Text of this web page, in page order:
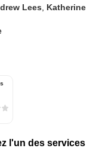
Lees
Katherine
l'un des services